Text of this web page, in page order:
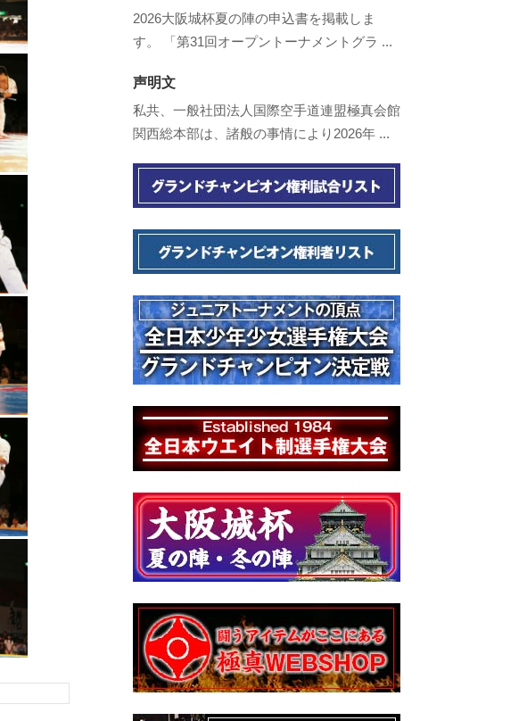
2026大阪城杯夏の陣の申込書を掲載しま
す。 「第31回オープントーナメントグラ ...
声明文
私共、一般社団法人国際空手道連盟極真会館
関西総本部は、諸般の事情により2026年 ...